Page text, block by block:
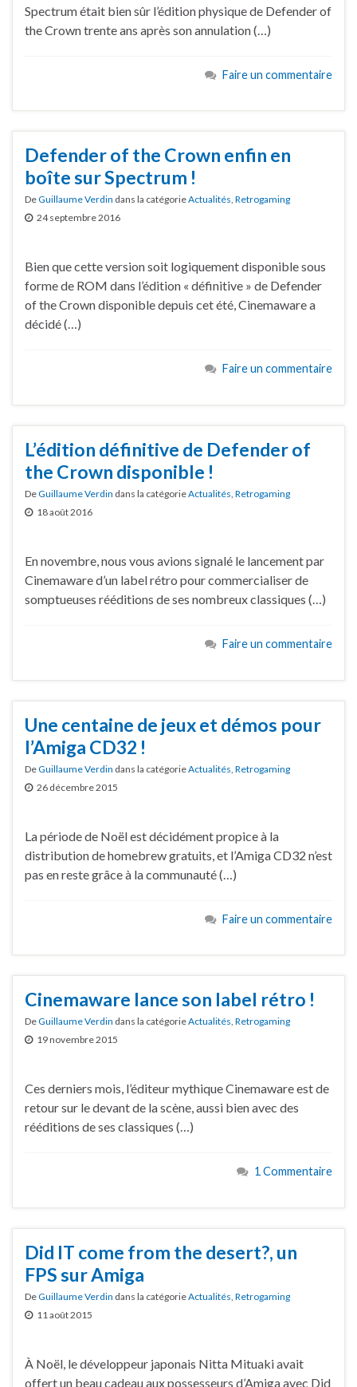
Spectrum était bien sûr l’édition physique de Defender of
the Crown trente ans après son annulation (…)
Faire un commentaire
Defender of the Crown enfin en
boîte sur Spectrum !
DeGuillaume Verdin dans la catégorieActualités, Retrogaming
24 septembre 2016
Bien que cette version soit logiquement disponible sous
forme de ROM dans l’édition « définitive » de Defender
of the Crown disponible depuis cet été, Cinemaware a
décidé (…)
Faire un commentaire
L’édition définitive de Defender of
the Crown disponible !
DeGuillaume Verdin dans la catégorieActualités, Retrogaming
18 août 2016
En novembre, nous vous avions signalé le lancement par
Cinemaware d’un label rétro pour commercialiser de
somptueuses rééditions de ses nombreux classiques (…)
Faire un commentaire
Une centaine de jeux et démos pour
l’Amiga CD32 !
DeGuillaume Verdin dans la catégorieActualités Retrogaming
26 décembre 2015
La période de Noël est décidément propice à la
distribution de homebrew gratuits, et l’Amiga CD32 n’est
pas en reste grâce à la communauté (…)
Faire un commentaire
Cinemaware lance son label rétro !
DeGuillaume Verdin dans la catégorieActualités, Retrogaming
19 novembre 2015
Ces derniers mois, l’éditeur mythique Cinemaware est de
retour sur le devant de la scène, aussi bien avec des
rééditions de ses classiques (…)
1 Commentaire
Did IT come from the desert?, un
FPS sur Amiga
DeGuillaume Verdin dans la catégorieActualités Retrogaming
11 août 2015
À Noël, le développeur japonais Nitta Mituaki avait
offert un beau cadeau aux possesseurs d’Amiga avec Did